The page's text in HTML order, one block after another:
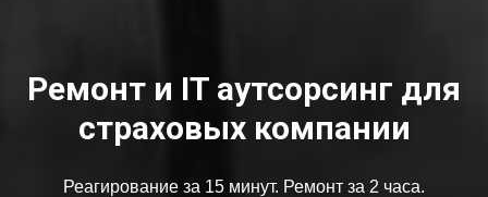
Ремонт и IT аутсорсинг для
страховых компании
Реагирование за 15 минут. Ремонт за 2 часа.